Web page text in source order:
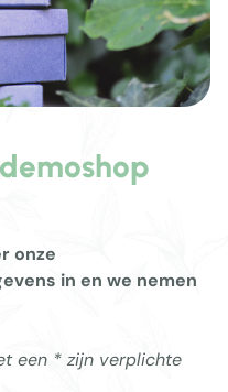
onze
in en we nemen
een * zijn verplichte